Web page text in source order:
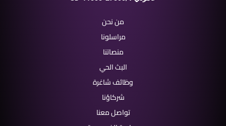
من نحن
مراسلونا
منصاتنا
البث الحي
وظائف شاغرة
شركاؤنا
تواصل معنا